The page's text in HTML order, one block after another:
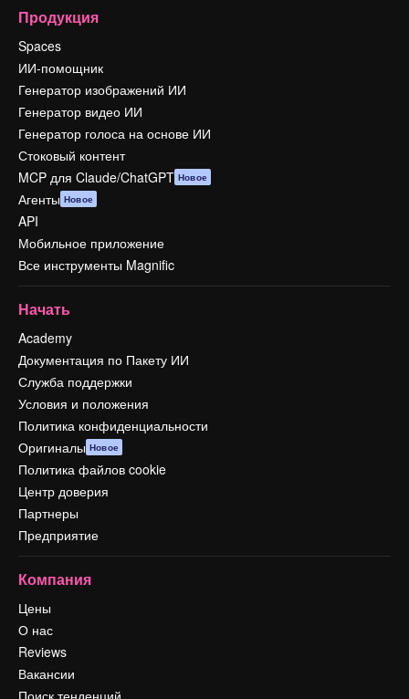
Продукция
Spaces
ИИ-помощник
Генератор изображений ИИ
Генератор видео ИИ
Генератор голоса на основе ИИ
Стоковый контент
MCP для Claude/ChatGPT Новое
Агенты Новое
API
Мобильное приложение
Все инструменты Magnific
Начать
Academy
Документация по Пакету ИИ
Служба поддержки
Условия и положения
Политика конфиденциальности
Оригиналы Новое
Политика файлов cookie
Центр доверия
Партнеры
Предприятие
Компания
Цены
О нас
Reviews
Вакансии
Поиск тенденций